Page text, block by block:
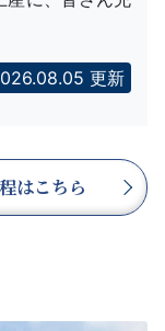
更新
はこちら